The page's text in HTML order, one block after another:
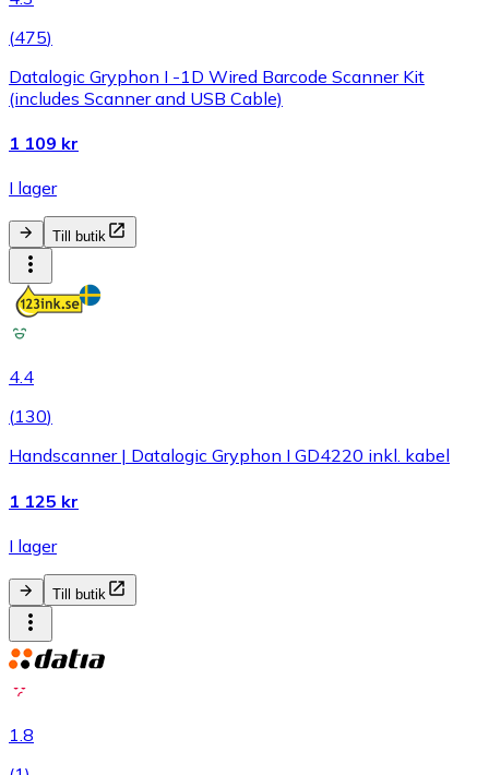
(475)
Datalogic Gryphon I -1D Wired Barcode Scanner Kit
(includes Scanner and USB Cable)
1 109 kr
I lager
Till butik
4.4
(130)
Handscanner | Datalogic Gryphon I GD4220 inkl. kabel
1 125 kr
I lager
Till butik
1.8